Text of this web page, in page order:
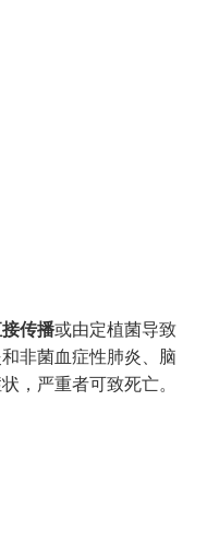
传播或由定植菌导致
非菌血症性肺炎、脑
，严重者可致死亡。